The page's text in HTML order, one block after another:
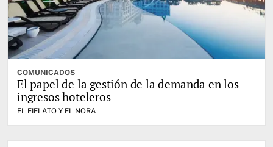
COMUNICADOS
El papel de la gestión de la demanda en los
ingresos hoteleros
EL FIELATO Y EL NORA